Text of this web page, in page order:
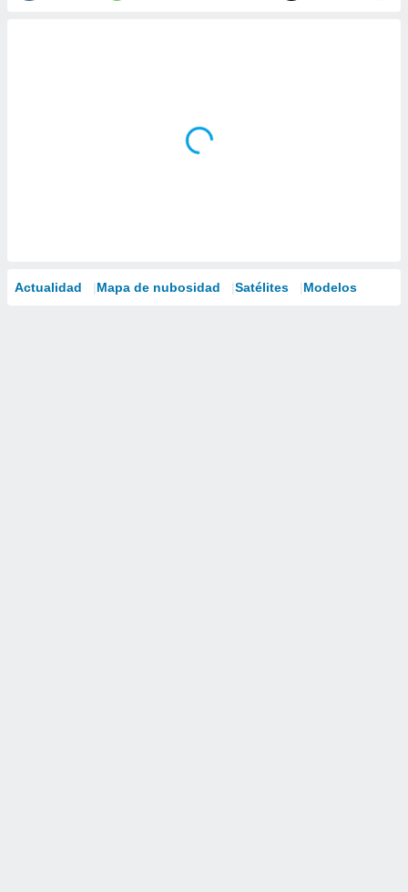
Actualidad Mapa de nubosidad Satélites Modelos